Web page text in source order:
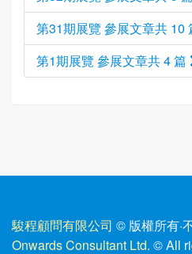
第31期展覽 參展文章共 10
第1期展覽 參展文章共 4 篇
駿程顧問有限公司 © 版權所有·
Onwards Consultant Ltd. © All